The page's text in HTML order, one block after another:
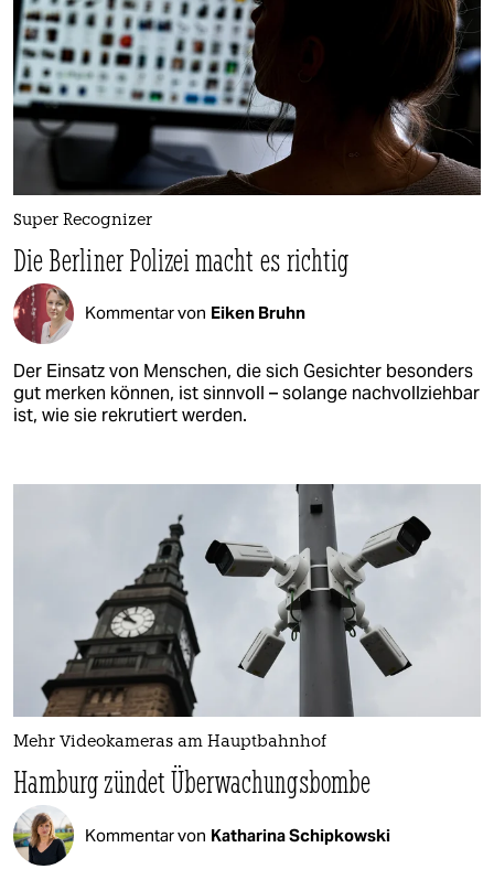
Super Recognizer
Die Berliner Polizei macht es richtig
Kommentar von Eiken Bruhn
Der Einsatz von Menschen, die sich Gesichter besonders
gut merken können, ist sinnvoll – solange nachvollziehbar
ist, wie sie rekrutiert werden.
Mehr Videokameras am Hauptbahnhof
Hamburg zündet Überwachungsbombe
Kommentar von Katharina Schipkowski